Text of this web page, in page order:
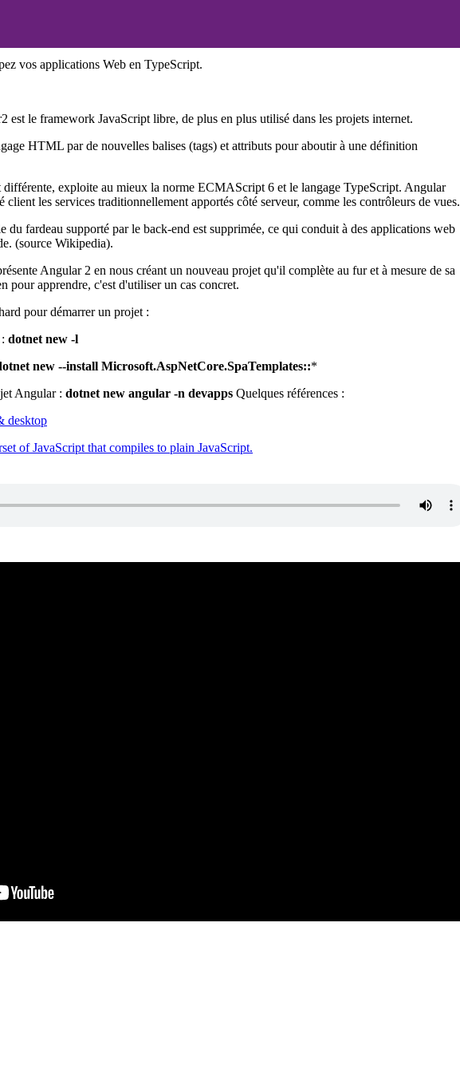
vos applications Web en TypeScript.
est le framework JavaScript libre, de plus en plus utilisé dans les projets internet.
HTML par de nouvelles balises (tags) et attributs pour aboutir à une définition
différente, exploite au mieux la norme ECMAScript 6 et le langage TypeScript. Angular
les services traditionnellement apportés côté serveur, comme les contrôleurs de vues.
du fardeau supporté par le back-end est supprimée, ce qui conduit à des applications web
(source Wikipedia).
Angular 2 en nous créant un nouveau projet qu'il complète au fur et à mesure de sa
pour apprendre, c'est d'utiliser un cas concret.
pour démarrer un projet :
dotnet new -l
new --install Microsoft.AspNetCore.SpaTemplates::*
Angular : dotnet new angular -n devapps Quelques références :
desktop
of JavaScript that compiles to plain JavaScript.